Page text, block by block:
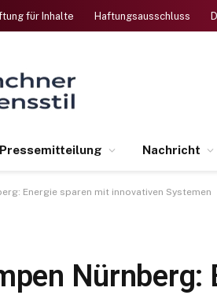
für Inhalte Haftungsausschluss
Pressemitteilung Nachricht
Energie sparen mit innovativen Systemen